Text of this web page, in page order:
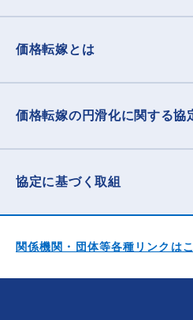
2025年11月17日
す）
セミナー等に参加したい
イン）について （全国中央会）
価格転嫁とは
価格転嫁の 円滑化に関する協
協定に基づく取組
関係機関・団体等各種リンクは